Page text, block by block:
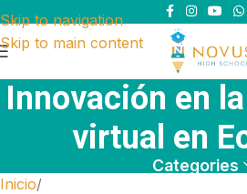
Skip to navigation
Skip to main content
Innovación en
virtual en
Categories
Inicio